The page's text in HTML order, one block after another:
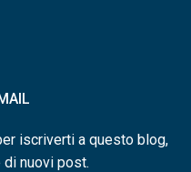
iscriverti a questo blog,
nuovi post.